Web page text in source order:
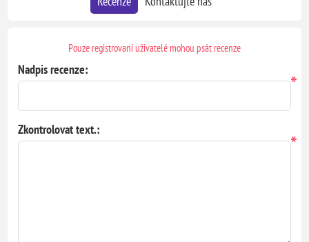
Pouze registrovaní uživatelé mohou psát recenze
Nadpis recenze:
*
Zkontrolovat text.:
*